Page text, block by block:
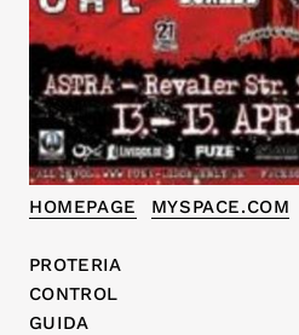
HOMEPAGE MYSPACE.COM
PROTERIA
CONTROL
GUIDA